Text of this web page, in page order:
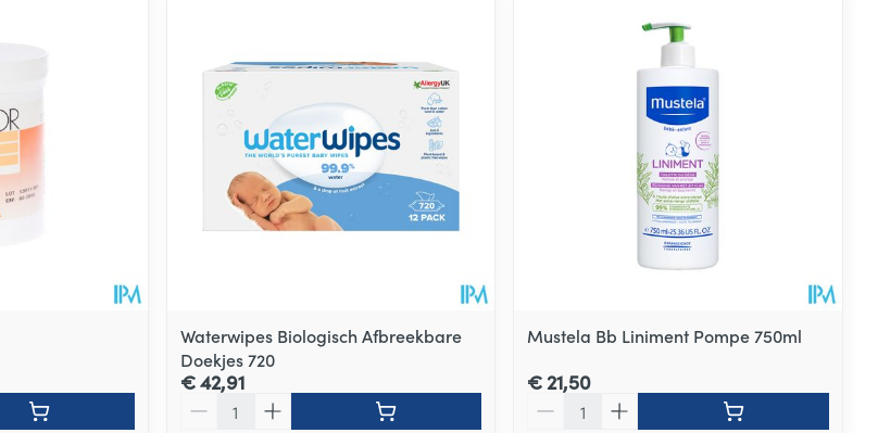
Waterwipes Biologisch Afbreekbare
Doekjes 720
€ 42,91
Mustela Bb Liniment Pompe 750ml
€ 21,50